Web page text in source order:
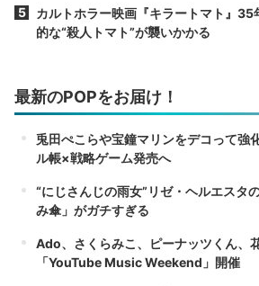
カルトホラー映画『キラートマト』
的な“殺人トマト”が襲いかかる
最新のPOPをお届け！
兎田ぺこらや宝鐘マリンをデコって強
ル帳×戦略ゲーム発売へ
“にじさんじの雨女”リゼ・ヘルエスタ
み傘」がガチすぎる
Ado、さくらみこ、ピーナッツくん、
「YouTube Music Weekend」開催